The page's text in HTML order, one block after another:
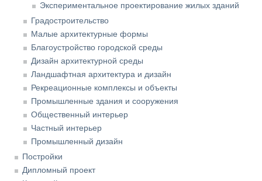
Экспериментальное проектирование жилых зданий
Градостроительство
Малые архитектурные формы
Благоустройство городской среды
Дизайн архитектурной среды
Ландшафтная архитектура и дизайн
Рекреационные комплексы и объекты
Промышленные здания и сооружения
Общественный интерьер
Частный интерьер
Промышленный дизайн
Постройки
Дипломный проект